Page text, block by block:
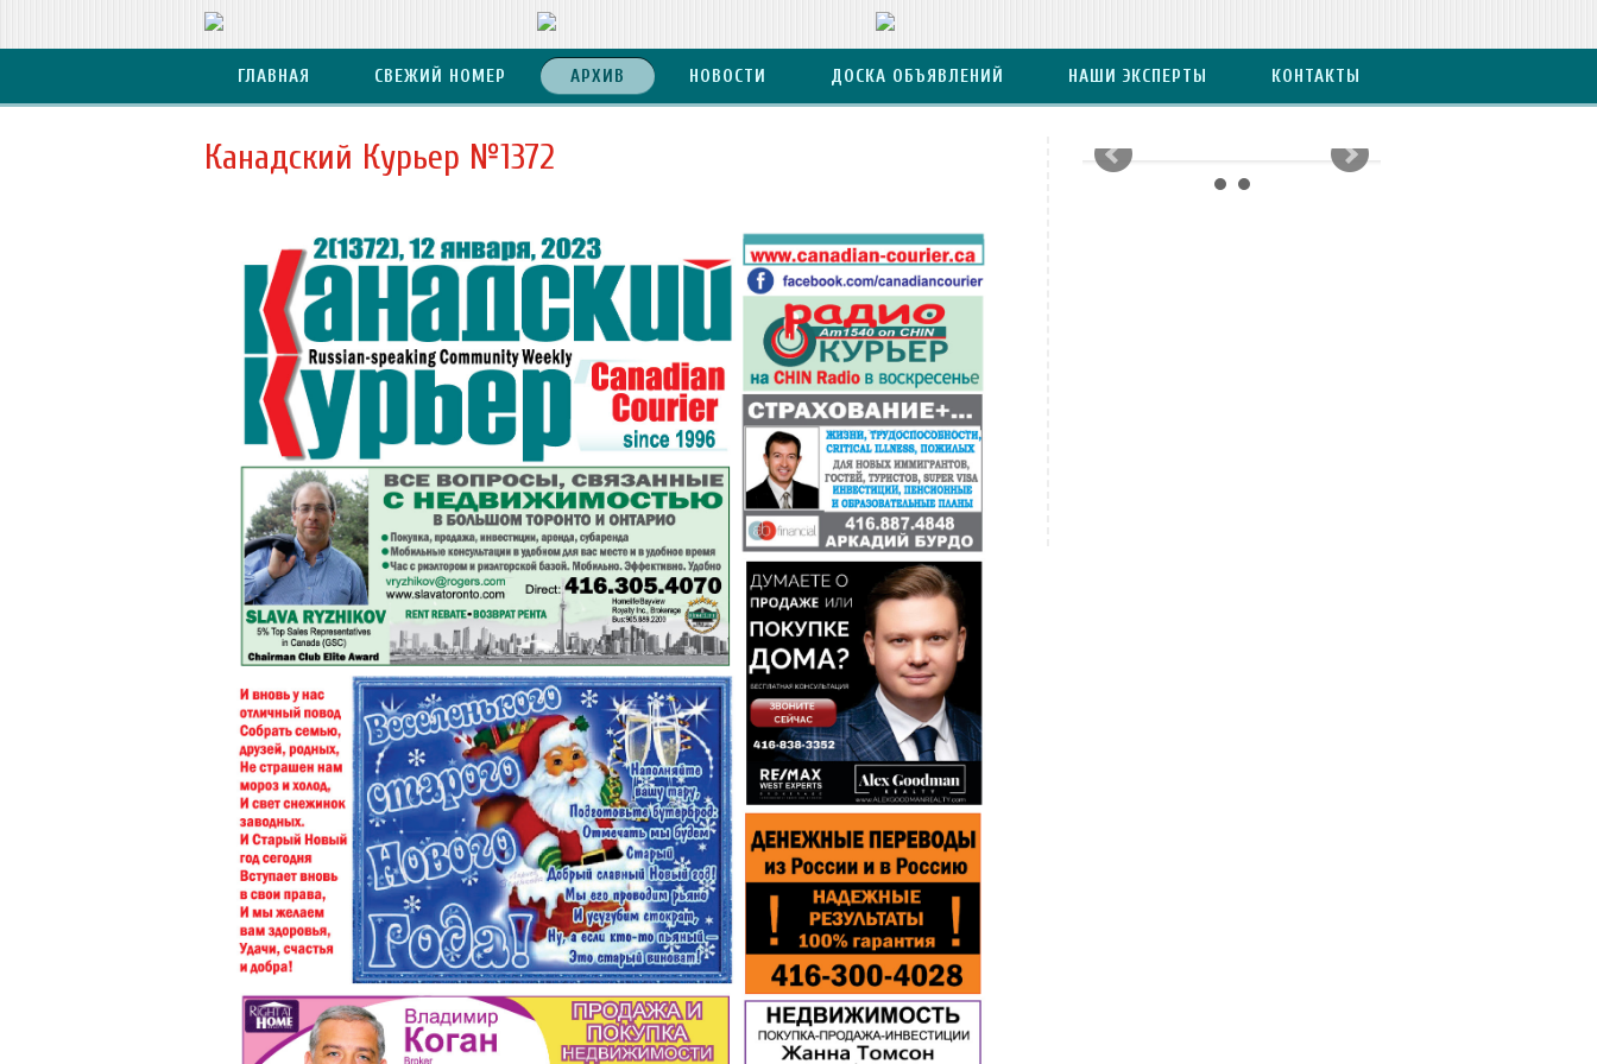
ГЛАВНАЯ СВЕЖИЙ НОМЕР АРХИВ НОВОСТИ ДОСКА ОБЪЯВЛЕНИЙ НАШИ ЭКСПЕРТЫ КОНТАКТЫ
Канадский Курьер №1372